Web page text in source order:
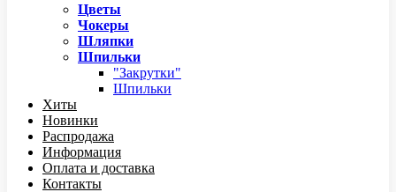
Цветы
Чокеры
Шляпки
Шпильки
"Закрутки"
Шпильки
Хиты
Новинки
Распродажа
Информация
Оплата и доставка
Контакты